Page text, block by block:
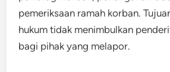
pemeriksaan ramah korban.
hukum tidak menimbulkan
bagi pihak yang melapor.